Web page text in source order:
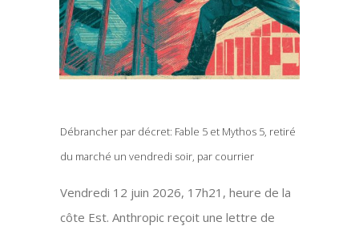
Débrancher par décret: Fable 5 et Mythos 5, retiré
du marché un vendredi soir, par courrier
Vendredi 12 juin 2026, 17h21, heure de la
côte Est. Anthropic reçoit une lettre de